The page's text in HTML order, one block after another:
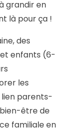
grandir en
là pour ça !
des
enfants (6-
les
parents-
être de
familiale en